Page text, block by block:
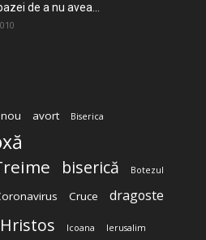
de a nu avea...
avort Biserica
biserică Botezul
Cruce dragoste
Hristos Icoana Ierusalim